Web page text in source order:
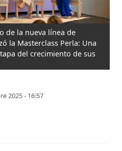
de la nueva línea de
la Masterclass Perla: Una
del crecimiento de sus
2025 - 16:57